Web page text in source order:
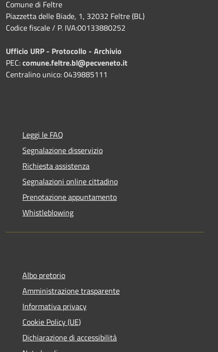
Comune di Feltre
Piazzetta delle Biade, 1, 32032 Feltre (BL)
Codice fiscale / P. IVA:00133880252
Ufficio URP - Protocollo - Archivio
PEC:comune.feltre.bl@pecveneto.it
Centralino unico: 0439885111
Leggi le FAQ
Segnalazione disservizio
Richiesta assistenza
Segnalazioni online cittadino
Prenotazione appuntamento
Whistleblowing
Albo pretorio
Amministrazione trasparente
Informativa privacy
Cookie Policy (UE)
Dichiarazione di accessibilità